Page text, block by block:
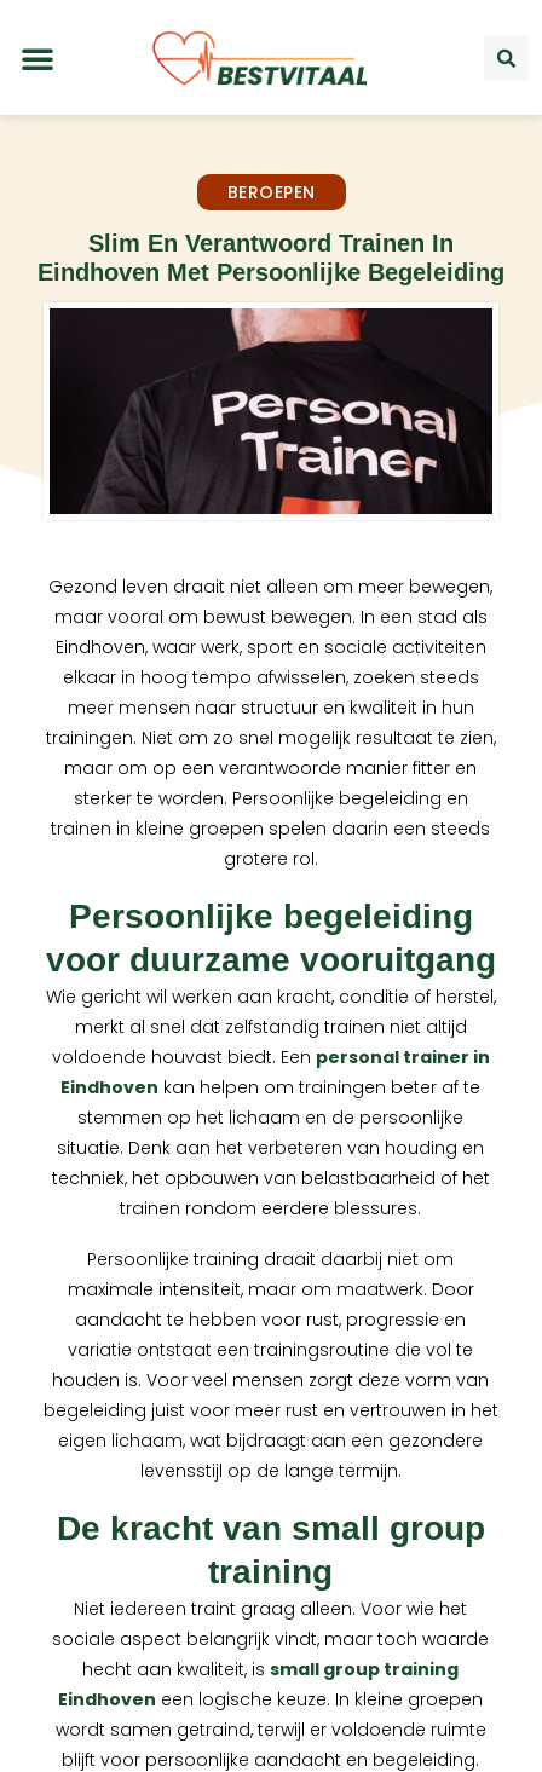
BEROEPEN
Slim En Verantwoord Trainen In
Eindhoven Met Persoonlijke Begeleiding
Gezond leven draait niet alleen om meer bewegen,
maar vooral om bewust bewegen. In een stad als
Eindhoven, waar werk, sport en sociale activiteiten
elkaar in hoog tempo afwisselen, zoeken steeds
meer mensen naar structuur en kwaliteit in hun
trainingen. Niet om zo snel mogelijk resultaat te zien,
maar om op een verantwoorde manier fitter en
sterker te worden. Persoonlijke begeleiding en
trainen in kleine groepen spelen daarin een steeds
grotere rol.
Persoonlijke begeleiding
voor duurzame vooruitgang
Wie gericht wil werken aan kracht, conditie of herstel,
merkt al snel dat zelfstandig trainen niet altijd
voldoende houvast biedt. Een personal trainer in
Eindhoven kan helpen om trainingen beter af te
stemmen op het lichaam en de persoonlijke
situatie. Denk aan het verbeteren van houding en
techniek, het opbouwen van belastbaarheid of het
trainen rondom eerdere blessures.
Persoonlijke training draait daarbij niet om
maximale intensiteit, maar om maatwerk. Door
aandacht te hebben voor rust, progressie en
variatie ontstaat een trainingsroutine die vol te
houden is. Voor veel mensen zorgt deze vorm van
begeleiding juist voor meer rust en vertrouwen in het
eigen lichaam, wat bijdraagt aan een gezondere
levensstijl op de lange termijn.
De kracht van small group
training
Niet iedereen traint graag alleen. Voor wie het
sociale aspect belangrijk vindt, maar toch waarde
hecht aan kwaliteit, issmall group training
Eindhoven een logische keuze. In kleine groepen
wordt samen getraind, terwijl er voldoende ruimte
blijft voor persoonlijke aandacht en begeleiding.